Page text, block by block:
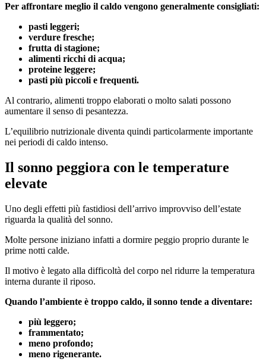
Per affrontare meglio il caldo vengono generalmente consigliati:
pasti leggeri;
verdure fresche;
frutta di stagione;
alimenti ricchi di acqua;
proteine leggere;
pasti più piccoli e frequenti.
Al contrario, alimenti troppo elaborati o molto salati possono
aumentare il senso di pesantezza.
L’equilibrio nutrizionale diventa quindi particolarmente importante
nei periodi di caldo intenso.
Il sonno peggiora con le temperature
elevate
Uno degli effetti più fastidiosi dell’arrivo improvviso dell’estate
riguarda la qualità del sonno.
Molte persone iniziano infatti a dormire peggio proprio durante le
prime notti calde.
Il motivo è legato alla difficoltà del corpo nel ridurre la temperatura
interna durante il riposo.
Quando l’ambiente è troppo caldo, il sonno tende a diventare:
più leggero;
frammentato;
meno profondo;
meno rigenerante.